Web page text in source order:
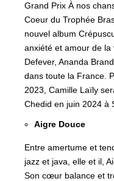
Grand Prix À nos
Coeur du Trophée
nouvel album
anxiété et amour de la
Defever, Ananda
dans toute la France.
2023, Camille Laïly
Chedid en juin 2024 à
Aigre Douce
Entre amertume et
jazz et java, elle et il,
Son cœur balance et